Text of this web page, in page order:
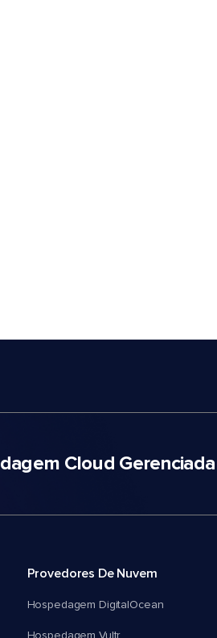
Cloud Gerenciada
Provedores De Nuvem
Hospedagem DigitalOcean